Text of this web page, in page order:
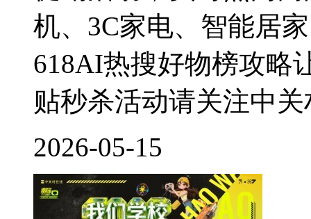
机、3C家电、智能居
618AI热搜好物榜攻略
贴秒杀活动请关注中
2026-05-15